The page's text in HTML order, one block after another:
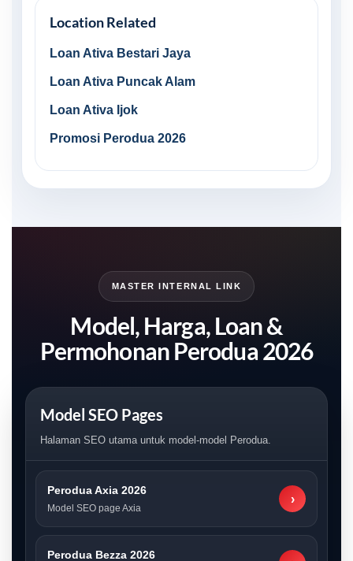
Location Related
Loan Ativa Bestari Jaya
Loan Ativa Puncak Alam
Loan Ativa Ijok
Promosi Perodua 2026
MASTER INTERNAL LINK
Model, Harga, Loan &
Permohonan Perodua 2026
Model SEO Pages
Halaman SEO utama untuk model-model Perodua.
Perodua Axia 2026
Model SEO page Axia
›
Perodua Bezza 2026